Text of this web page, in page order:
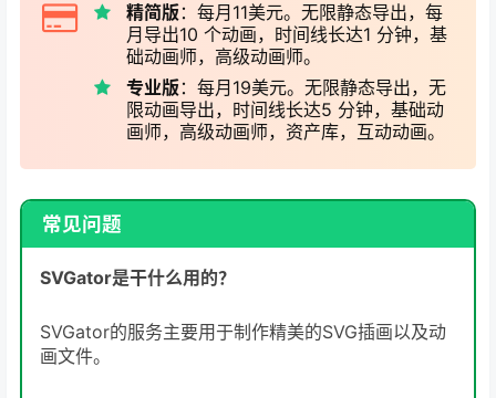
精简版：每月11美元。无限静态导出，每
月导出10 个动画，时间线长达1 分钟，基
础动画师，高级动画师。
专业版：每月19美元。无限静态导出，无
限动画导出，时间线长达5 分钟，基础动
画师，高级动画师，资产库，互动动画。
常见问题
SVGator是干什么用的？
SVGator的服务主要用于制作精美的SVG插画以及动
画文件。